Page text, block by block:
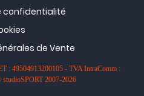
confidentialité
de Vente
: 49504913200105 - TVA IntraComm :
2007-2026